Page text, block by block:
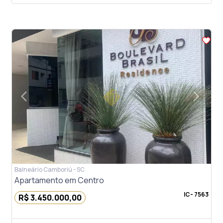
arrow_back_iosPrevious arrow_forward_iosNext
Balneário Camboriú - SC
Apartamento em Centro
R$ 3.450.000,00
IC- 7563